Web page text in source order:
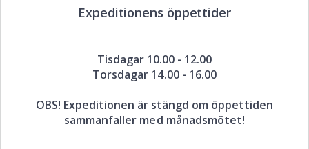
Expeditionens öppettider
Tisdagar 10.00 - 12.00
Torsdagar 14.00 - 16.00
OBS! Expeditionen är stängd om öppettiden
sammanfaller med månadsmötet!